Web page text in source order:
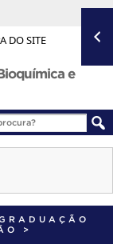
DO SITE
e
>